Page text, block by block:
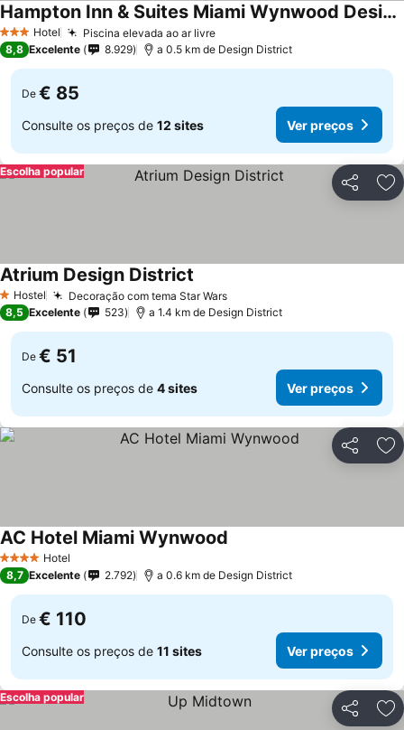
3 EstrelasHotel Piscina elevada ao ar livre
Hampton Inn & Suites Miami Wynwood Design District
8,8 Excelente 8.929 a 0.5 km de Design District
De € 85
Consulte os preços de 12 sites Ver preços
Partilhar
Escolha popular
1 Estrelas
Hostel Decoração com tema Star Wars
Atrium Design District
8,5 Excelente 523 a 1.4 km de Design District
De € 51
Consulte os preços de 4 sites Ver preços
Partilhar
4 EstrelasHotel
AC Hotel Miami Wynwood
8,7 Excelente 2.792 a 0.6 km de Design District
De € 110
Consulte os preços de 11 sites Ver preços
Partilhar
Escolha popular